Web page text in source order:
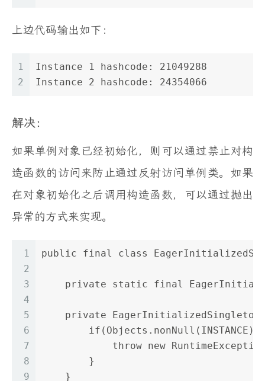
上边代码输出如下：
1
2
Instance 1 hashcode: 21049288
Instance 2 hashcode: 24354066
解决：
如果单例对象已经初始化，则可以通过禁止对构
造函数的访问来防止通过反射访问单例类。如果
在对象初始化之后调用构造函数，可以通过抛出
异常的方式来实现。
1
2
3
4
5
6
7
8
9
public final class
private static final
private
throw new
        }
    }